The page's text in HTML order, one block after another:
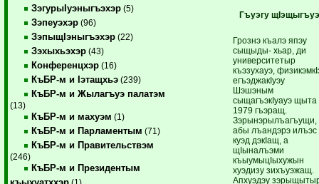
ЗэгурыIуэныгъэхэр (5)
Зэпеуэхэр (96)
ЗэпыщIэныгъэхэр (22)
Зэхыхьэхэр (43)
Конференцхэр (16)
КъБР-м и Iэтащхьэ (239)
КъБР-м и Жылагъуэ палатэм
(13)
КъБР-м и махуэм (1)
КъБР-м и Парламентым (71)
КъБР-м и Правительствэм
(246)
КъБР-м и Президентым
(1)
Гъуэгу
Грознэ къалэ япэу
сыщыды- хьар, ди
университетыр
къэзухауэ,
егъэджакIуэу
Шэшэным
сыщагъэкIуауэ щыта
1979 гъэращ.
Зэрынэрылъагъущи,
абы лъандэрэ илъэс
куэд дэкIащ, а
щIыналъэми
къыумыцIыхужын
хуэдизу зихъуэжащ.
Апхуэдэу